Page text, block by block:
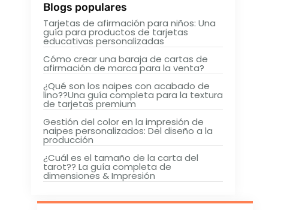
Blogs populares
Tarjetas de afirmación para niños: Una
guía para productos de tarjetas
educativas personalizadas
Cómo crear una baraja de cartas de
afirmación de marca para la venta?
¿Qué son los naipes con acabado de
lino??Una guía completa para la textura
de tarjetas premium
Gestión del color en la impresión de
naipes personalizados: Del diseño a la
producción
¿Cuál es el tamaño de la carta del
tarot?? La guía completa de
dimensiones & Impresión